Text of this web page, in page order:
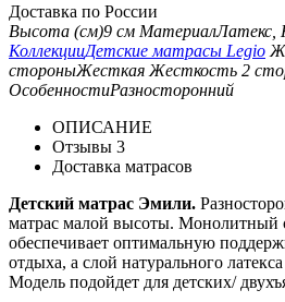
Доставка по России
Высота (см)9 см МатериалЛатекс,
КоллекцииДетские матрасы Legio
стороныЖесткая Жесткость 2
ОсобенностиРазносторонний
ОПИСАНИЕ
Отзывы 3
Доставка матрасов
Детский матрас Эмили.
матрас малой высоты. Монолитный
обеспечивает оптимальную
отдыха, а слой натурального
Модель подойдет для детских/